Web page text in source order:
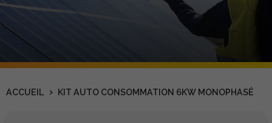
ACCUEIL › KIT AUTO CONSOMMATION 6KW MONOPHASÉ